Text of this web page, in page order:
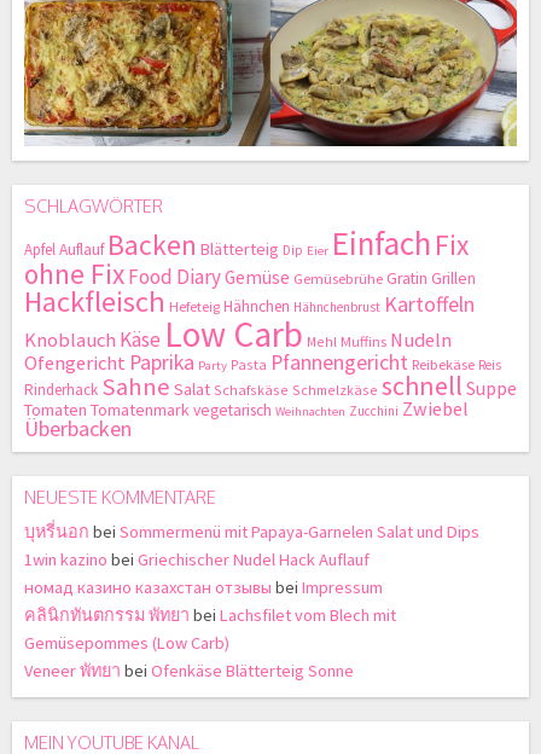
SCHLAGWÖRTER
ApfelAuflauf Backen Blätterteig Dip Eier Einfach Fix
ohne FixFood DiaryGemüse Gemüsebrühe Gratin Grillen
Hackfleisch Hefeteig Hähnchen Hähnchenbrust Kartoffeln
Knoblauch Käse Low Carb Mehl Muffins Nudeln
Ofengericht Paprika Party Pasta Pfannengericht Reibekäse Reis
Rinderhack Sahne Salat Schafskäse Schmelzkäse schnell Suppe
Tomaten Tomatenmarkvegetarisch Weihnachten Zucchini Zwiebel
Überbacken
NEUESTE KOMMENTARE
บุหรี่นอก bei Sommermenü mit Papaya-Garnelen Salat und Dips
1win kazino bei Griechischer Nudel Hack Auflauf
номад казино казахстан отзывы bei Impressum
คลินิกทันตกรรม พัทยา bei Lachsfilet vom Blech mit
Gemüsepommes (Low Carb)
Veneer พัทยา bei Ofenkäse Blätterteig Sonne
MEIN YOUTUBE KANAL